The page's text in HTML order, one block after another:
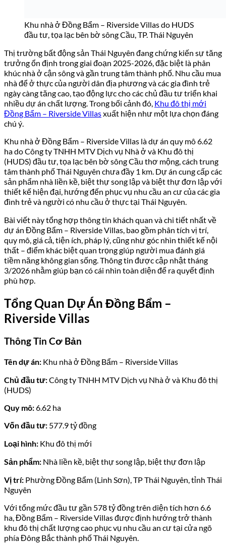
Khu nhà ở Đồng Bẩm – Riverside Villas do HUDS
đầu tư, tọa lạc bên bờ sông Cầu, TP. Thái Nguyên
Thị trường bất động sản Thái Nguyên đang chứng kiến sự tăng
trưởng ổn định trong giai đoạn 2025-2026, đặc biệt là phân
khúc nhà ở cận sông và gần trung tâm thành phố. Nhu cầu mua
nhà để ở thực của người dân địa phương và các gia đình trẻ
ngày càng tăng cao, tạo động lực cho các chủ đầu tư triển khai
nhiều dự án chất lượng. Trong bối cảnh đó, Khu đô thị mới
Đồng Bẩm – Riverside Villasxuất hiện như một lựa chọn đáng
chú ý.
Khu nhà ở Đồng Bẩm – Riverside Villas là dự án quy mô 6.62
ha do Công ty TNHH MTV Dịch vụ Nhà ở và Khu đô thị
(HUDS) đầu tư, tọa lạc bên bờ sông Cầu thơ mộng, cách trung
tâm thành phố Thái Nguyên chưa đầy 1 km. Dự án cung cấp các
sản phẩm nhà liền kề, biệt thự song lập và biệt thự đơn lập với
thiết kế hiện đại, hướng đến phục vụ nhu cầu an cư của các gia
đình trẻ và người có nhu cầu ở thực tại Thái Nguyên.
Bài viết này tổng hợp thông tin khách quan và chi tiết nhất về
dự án Đồng Bẩm – Riverside Villas, bao gồm phân tích vị trí,
quy mô, giá cả, tiện ích, pháp lý, cũng như góc nhìn thiết kế nội
thất – điểm khác biệt quan trọng giúp người mua đánh giá
tiềm năng không gian sống. Thông tin được cập nhật tháng
3/2026 nhằm giúp bạn có cái nhìn toàn diện để ra quyết định
phù hợp.
Tổng Quan Dự Án Đồng Bẩm –
Riverside Villas
Thông Tin Cơ Bản
Tên dự án: Khu nhà ở Đồng Bẩm – Riverside Villas
Chủ đầu tư:Công ty TNHH MTV Dịch vụ Nhà ở và Khu đô thị
(HUDS)
Quy mô:6.62 ha
Vốn đầu tư: 577.9 tỷ đồng
Loại hình: Khu đô thị mới
Sản phẩm: Nhà liền kề, biệt thự song lập, biệt thự đơn lập
Vị trí: Phường Đồng Bẩm (Linh Sơn), TP Thái Nguyên, tỉnh Thái
Nguyên
Với tổng mức đầu tư gần 578 tỷ đồng trên diện tích hơn 6.6
ha, Đồng Bẩm – Riverside Villas được định hướng trở thành
khu đô thị chất lượng cao phục vụ nhu cầu an cư tại cửa ngõ
phía Đông Bắc thành phố Thái Nguyên.